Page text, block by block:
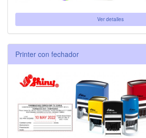
Ver detalles
Printer con fechador